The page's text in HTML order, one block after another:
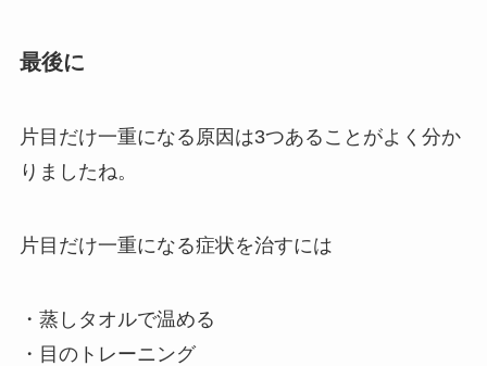
最後に
片目だけ一重になる原因は3つあることがよく分か
りましたね。
片目だけ一重になる症状を治すには
・蒸しタオルで温める
・目のトレーニング